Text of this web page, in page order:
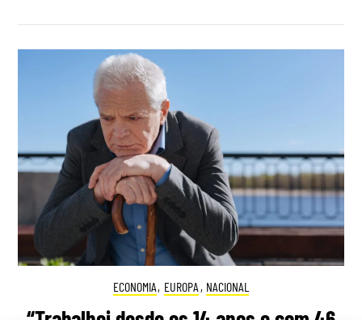
ECONOMIA, EUROPA , NACIONAL